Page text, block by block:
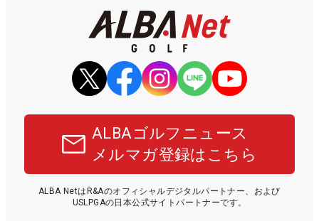
ALBAゴルフニュース
メルマガ登録はこちら
ALBA NetはR&Aのオフィシャルデジタルパートナー、および
USLPGAの日本公式サイトパートナーです。